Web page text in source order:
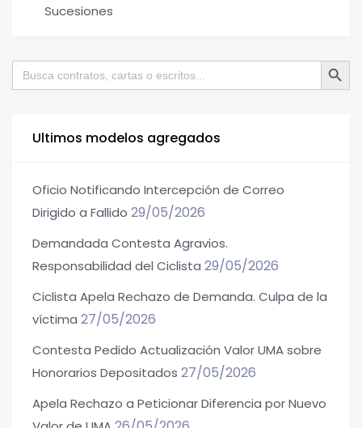
Sucesiones
Buscar: Botón de
Ultimos modelos agregados
Oficio Notificando Intercepción de Correo
Dirigido a Fallido 29/05/2026
Demandada Contesta Agravios.
Responsabilidad del Ciclista 29/05/2026
Ciclista Apela Rechazo de Demanda. Culpa de la
víctima 27/05/2026
Contesta Pedido Actualización Valor UMA sobre
Honorarios Depositados 27/05/2026
Apela Rechazo a Peticionar Diferencia por Nuevo